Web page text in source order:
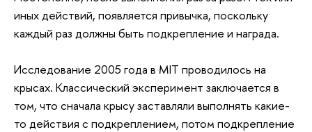
иных действий, появляется привычка, поскольку
каждый раз должны быть подкрепление и награда.
Исследование 2005 года в MIT проводилось на
крысах. Классический эксперимент заключается в
том, что сначала крысу заставляли выполнять какие-
то действия с подкреплением, потом подкрепление